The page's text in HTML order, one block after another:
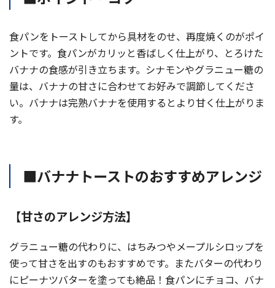
食パンをトーストしてから具材をのせ、再度焼くのがポイ
ントです。食パンがカリッと香ばしく仕上がり、とろけた
バナナの食感が引き立ちます。シナモンやグラニュー糖の
量は、バナナの甘さに合わせてお好みで調節してくださ
い。バナナは完熟バナナを使用するとより甘く仕上がりま
す。
■バナナトーストのおすすめアレンジ
【甘さのアレンジ方法】
グラニュー糖の代わりに、はちみつやメープルシロップを
使って甘さを出すのもおすすめです。またバターの代わり
にピーナツバターを塗っても絶品！食パンにチョコ、バナ